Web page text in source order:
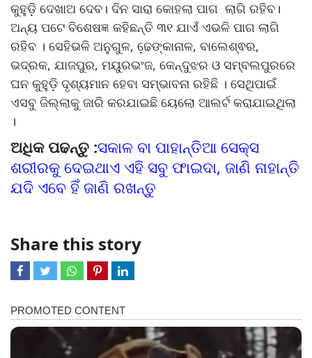
କୁହୁଡ଼ି ଦେଖାଅ ଦେବ। ଦିନ ସାରା କୋହଲା ପାଗ ଲାଗି ରହିବ।
ଅନ୍ୟ ପଟେ ବିଶେଷଜ୍ଞ କହିଛନ୍ତି ୩୧ ଯାଏଁ ଏଭଳି ପାଗ ଲାଗି
ରହିବ । ସେହିଭଳି ଅନୁଗୁଳ, ଢେ଼ଙ୍କାନାଳ, ବାଲେଶ୍ଵର,
ଭଦ୍ରକ, ଯାଜପୁର, ମୟୁରଭଂଜ, କେନ୍ଦୁଝର ଓ ସମ୍ବଲପୁରରେ
ଘନ କୁହୁଡ଼ି ଦୃଶ୍ୟମାନ ହେବା ସମ୍ଭାବନା ରହିଛି । ସେଥିପାଇଁ
ଏସବୁ ଜିଲ୍ଲାକୁ ଜାରି କରଯାଇଛି ୟେଲୋ ଆଲର୍ଟ କରାଯାଇଥିଲା
।
ଅଧିକ ପଢନ୍ତୁ :ସକାଳ ବା ପାହାନ୍ତିଆ ସେକ୍ସ
ଶରୀରକୁ ଦେଇଥାଏ ଏହି ସବୁ ଫାଇଦା, ଜାଣି ନାହାନ୍ତି
ଯଦି ଏବେ ହିଁ ଜାଣି ରଖନ୍ତୁ
Share this story